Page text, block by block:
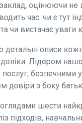
оцінюючи не
час: чи є тут
чи вистачає уваги
детальні описи
Лідером
послуг,
довіри з боку
шести
підходів,